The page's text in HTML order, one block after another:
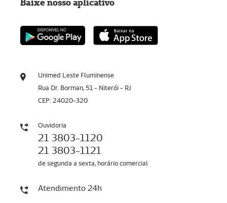
Unimed Leste Fluminense
Rua Dr. Borman, 51 - Niterói - RJ
CEP: 24020-320
Ouvidoria
21 3803-1120
21 3803-1121
de segunda a sexta, horário comercial
Atendimento 24h
Baixe nosso aplicativo